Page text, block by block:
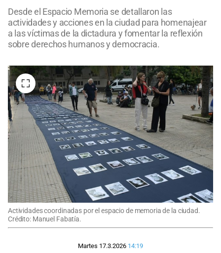
Desde el Espacio Memoria se detallaron las
actividades y acciones en la ciudad para homenajear
a las víctimas de la dictadura y fomentar la reflexión
sobre derechos humanos y democracia.
Actividades coordinadas por el espacio de memoria de la ciudad.
Crédito: Manuel Fabatía.
Martes 17.3.2026 14:19